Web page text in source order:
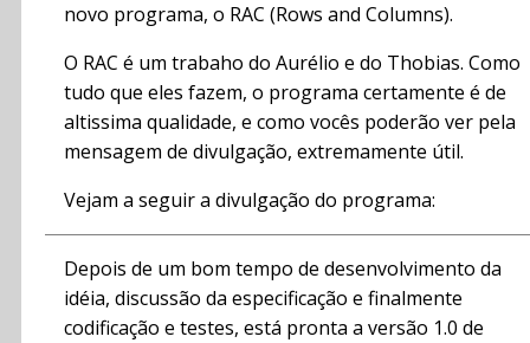
novo programa, o RAC (Rows and Columns).
O RAC é um trabaho do Aurélio e do Thobias. Como
tudo que eles fazem, o programa certamente é de
altissima qualidade, e como vocês poderão ver pela
mensagem de divulgação, extremamente útil.
Vejam a seguir a divulgação do programa:
Depois de um bom tempo de desenvolvimento da
idéia, discussão da especificação e finalmente
codificação e testes, está pronta a versão 1.0 de